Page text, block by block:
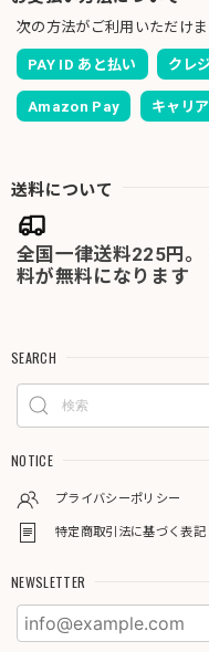
次の方法がご利用いただけま
PAY ID あと払い クレ
Amazon Pay キャリ
送料について
全国一律送料225円
料が無料になります
SEARCH
NOTICE
プライバシーポリシー
特定商取引法に基づく表記
NEWSLETTER